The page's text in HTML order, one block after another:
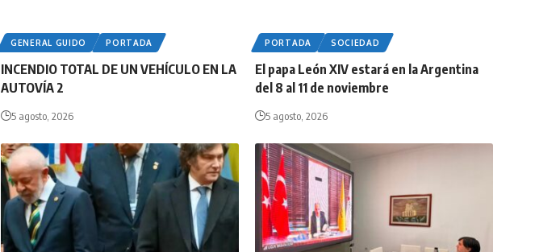
GENERAL GUIDO PORTADA
INCENDIO TOTAL DE UN VEHÍCULO EN LA
AUTOVÍA 2
5 agosto, 2026
PORTADA SOCIEDAD
El papa León XIV estará en la Argentina
del 8 al 11 de noviembre
5 agosto, 2026